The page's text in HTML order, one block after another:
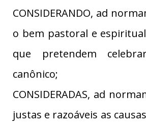
CONSIDERANDO, ad
o bem pastoral e
que pretendem
canônico;
CONSIDERADAS, ad
justas e razoáveis as